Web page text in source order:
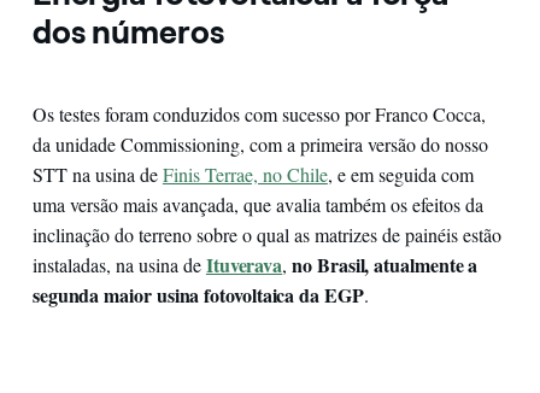
dos números
Os testes foram conduzidos com sucesso por Franco Cocca,
da unidade Commissioning, com a primeira versão do nosso
STT na usina deFinis Terrae, no Chile, e em seguida com
uma versão mais avançada, que avalia também os efeitos da
inclinação do terreno sobre o qual as matrizes de painéis estão
instaladas, na usina deItuverava,no Brasil, atualmente a
segunda maior usina fotovoltaica da EGP.